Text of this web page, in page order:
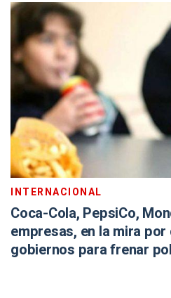
INTERNACIONAL
Coca-Cola, PepsiCo,
empresas, en la mira por
gobiernos para frenar